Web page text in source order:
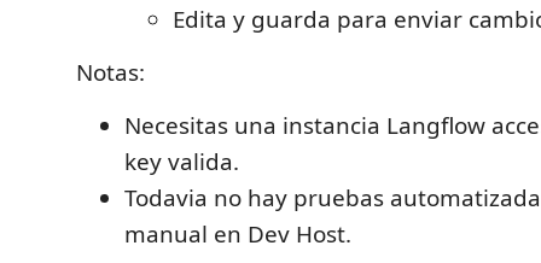
Edita y guarda para enviar
Notas:
Necesitas una instancia Langflow
key valida.
Todavia no hay pruebas
manual en Dev Host.